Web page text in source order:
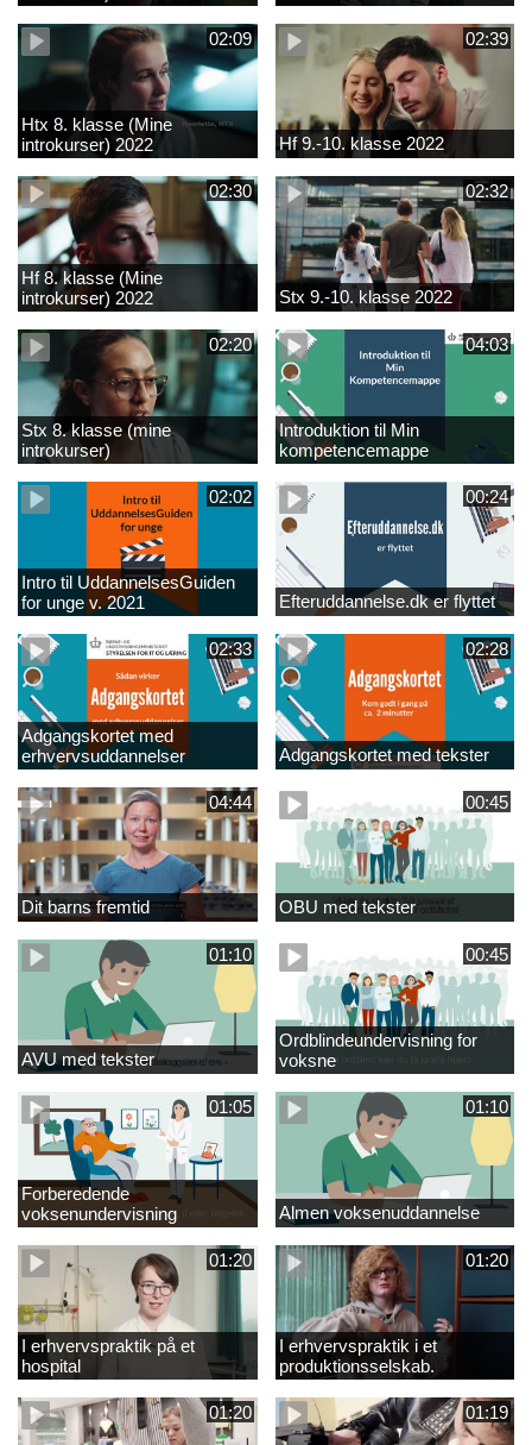
02:09
Htx 8. klasse (Mine
introkurser) 2022
02:39
Hf 9.-10. klasse 2022
02:30
Hf 8. klasse (Mine
introkurser) 2022
02:32
Stx 9.-10. klasse 2022
02:20
Stx 8. klasse (mine
introkurser)
04:03
Introduktion til Min
kompetencemappe
02:02
Intro til UddannelsesGuiden
for unge v. 2021
00:24
Efteruddannelse.dk er flyttet
02:33
Adgangskortet med
erhvervsuddannelser
02:28
Adgangskortet med tekster
04:44
Dit barns fremtid
00:45
OBU med tekster
01:10
AVU med tekster
00:45
Ordblindeundervisning for
voksne
01:05
Forberedende
voksenundervisning
01:10
Almen voksenuddannelse
01:20
I erhvervspraktik på et
hospital
01:20
I erhvervspraktik i et
produktionsselskab.
01:20 01:19